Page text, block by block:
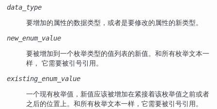
data_type
要增加的属性的数据类型，或者是要修改的属性的新类型。
new_enum_value
要被增加到一个枚举类型的值列表的新值。和所有枚举文本一
样， 它需要被引号引用。
existing_enum_value
一个现有枚举值，新值应该被增加在紧接着该枚举值之前或者
之后的位置上。和所有枚举文本一样，它需要被引号引用。